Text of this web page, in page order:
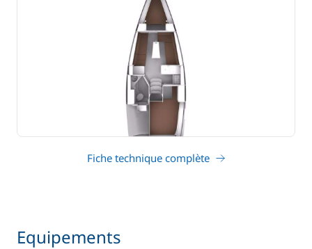
Fiche technique complète
Equipements